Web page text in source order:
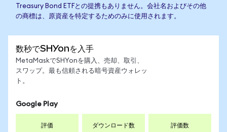
Treasury Bond ETFとの提携もありません。会社名およびその他
の商標は、原資産を特定するためのみに使用されます。
数秒でSHYonを入手
MetaMaskでSHYonを購入、売却、取引、
スワップ。最も信頼される暗号資産ウォレッ
ト。
Google Play
評価 ダウンロード数 評価数